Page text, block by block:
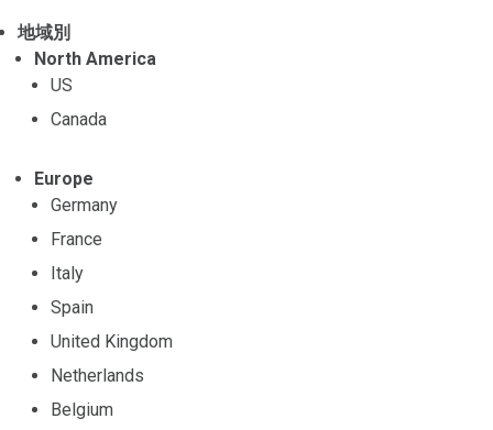
地域別
North America
US
Canada
Europe
Germany
France
Italy
Spain
United Kingdom
Netherlands
Belgium